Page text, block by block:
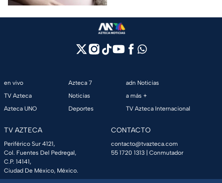
en vivo
TV Azteca
Azteca UNO
Azteca 7
Noticias
Deportes
adn Noticias
a más +
TV Azteca Internacional
TV AZTECA
Periférico Sur 4121,
Col. Fuentes Del Pedregal,
C.P. 14141,
Ciudad De México, México.
CONTACTO
contacto@tvazteca.com
55 1720 1313 | Conmutador